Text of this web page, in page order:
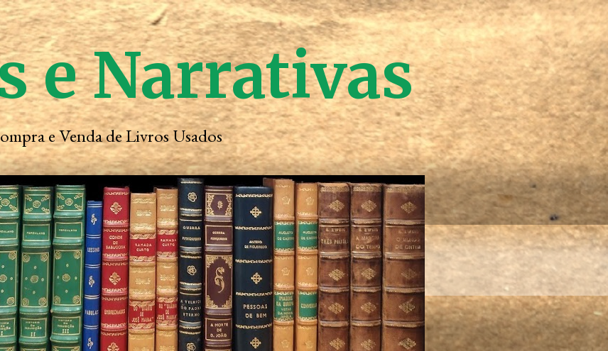
e Narrativas
e Venda de Livros Usados